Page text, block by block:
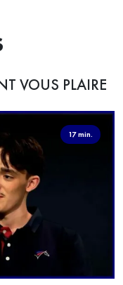
VOUS PLAIRE
17 min.